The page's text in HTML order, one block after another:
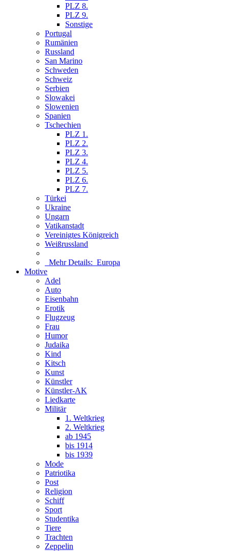
PLZ 8.
PLZ 9.
Sonstige
Portugal
Rumänien
Russland
San Marino
Schweden
Schweiz
Serbien
Slowakei
Slowenien
Spanien
Tschechien
PLZ 1.
PLZ 2.
PLZ 3.
PLZ 4.
PLZ 5.
PLZ 6.
PLZ 7.
Türkei
Ukraine
Ungarn
Vatikanstadt
Vereinigtes Königreich
Weißrussland
Mehr Details: Europa
Motive
Adel
Auto
Eisenbahn
Erotik
Flugzeug
Frau
Humor
Judaika
Kind
Kitsch
Kunst
Künstler
Künstler-AK
Liedkarte
Militär
1. Weltkrieg
2. Weltkrieg
ab 1945
bis 1914
bis 1939
Mode
Patriotika
Post
Religion
Schiff
Sport
Studentika
Tiere
Trachten
Zeppelin